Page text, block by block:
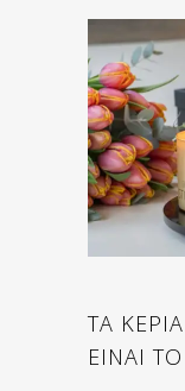
ΤΑ ΚΕΡΙΑ
ΕΙΝΑΙ